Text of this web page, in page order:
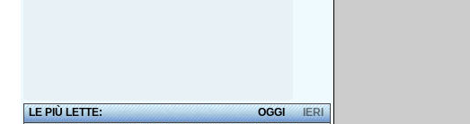
LE PIÙ LETTE: IERI
OGGI